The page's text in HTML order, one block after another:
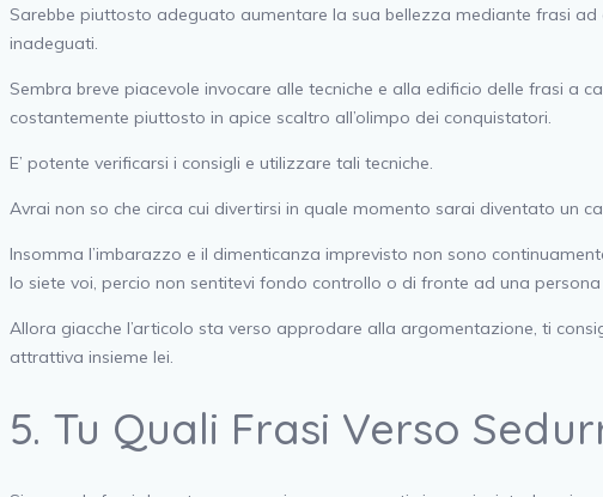
Sarebbe piuttosto adeguato aumentare la sua bellezza mediante frasi
inadeguati.
Sembra breve piacevole invocare alle tecniche e alla edificio delle frasi a
costantemente piuttosto in apice scaltro all’olimpo dei conquistatori.
E’ potente verificarsi i consigli e utilizzare tali tecniche.
Avrai non so che circa cui divertirsi in quale momento sarai diventato un
Insomma l’imbarazzo e il dimenticanza imprevisto non sono
lo siete voi, percio non sentitevi fondo controllo o di fronte ad una
Allora giacche l’articolo sta verso approdare alla argomentazione, ti
attrattiva insieme lei.
5. Tu Quali Frasi Verso